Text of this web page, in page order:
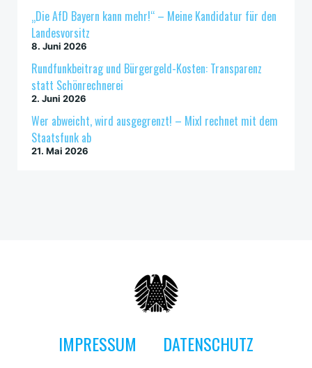
„Die AfD Bayern kann mehr!“ – Meine Kandidatur für den
Landesvorsitz
8. Juni 2026
Rundfunkbeitrag und Bürgergeld-Kosten: Transparenz
statt Schönrechnerei
2. Juni 2026
Wer abweicht, wird ausgegrenzt! – Mixl rechnet mit dem
Staatsfunk ab
21. Mai 2026
IMPRESSUM DATENSCHUTZ